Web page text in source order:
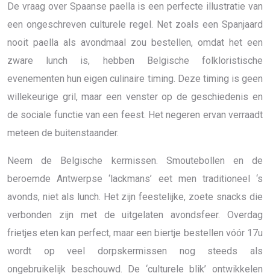
De vraag over Spaanse paella is een perfecte illustratie van
een ongeschreven culturele regel. Net zoals een Spanjaard
nooit paella als avondmaal zou bestellen, omdat het een
zware lunch is, hebben Belgische folkloristische
evenementen hun eigen culinaire timing. Deze timing is geen
willekeurige gril, maar een venster op de geschiedenis en
de sociale functie van een feest. Het negeren ervan verraadt
meteen de buitenstaander.
Neem de Belgische kermissen. Smoutebollen en de
beroemde Antwerpse ‘lackmans’ eet men traditioneel ‘s
avonds, niet als lunch. Het zijn feestelijke, zoete snacks die
verbonden zijn met de uitgelaten avondsfeer. Overdag
frietjes eten kan perfect, maar een biertje bestellen vóór 17u
wordt op veel dorpskermissen nog steeds als
ongebruikelijk beschouwd. De ‘culturele blik’ ontwikkelen